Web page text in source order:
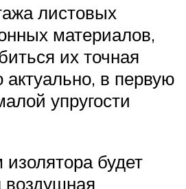
листовых
материалов,
их точная
в первую
упругости
будет
воздушная